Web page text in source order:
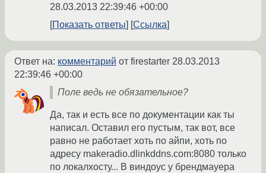
28.03.2013 22:39:46 +00:00
Показать ответы
Ссылка
Ответ на: комментарий от firestarter 28.03.2013
22:39:46 +00:00
Поле ведь не обязательное?
Да, так и есть все по документации как ты
написал. Оставил его пустым, так вот, все
равно не работает хоть по айпи, хоть по
адресу makeradio.dlinkddns.com:8080 только
по локалхосту... В виндоус у брендмауера